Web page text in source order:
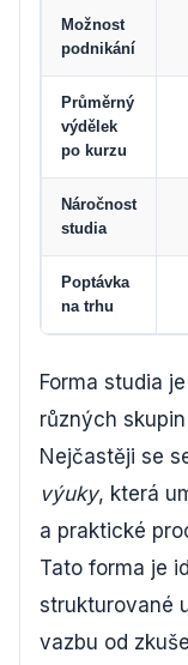
Možnost
podnikání
Průměrný
výdělek
po kurzu
Náročnost
studia
Poptávka
na trhu
Forma studia
různých
Nejčastěji se
výuky, která
a praktické
Tato forma je
strukturované
vazbu od